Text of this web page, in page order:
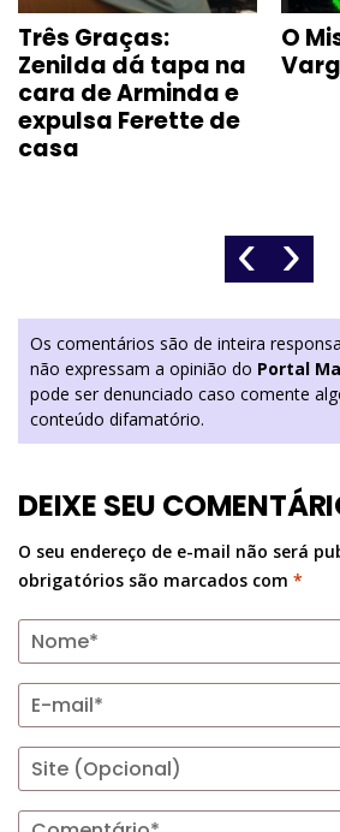
Três Graças:
Zenilda dá tapa na
cara de Arminda e
expulsa Ferette de
casa
O
‹ ›
Os comentários são de inteira
não expressam a opinião do Portal
pode ser denunciado caso comente
conteúdo difamatório.
DEIXE SEU
O seu endereço de e-mail não será
obrigatórios são marcados com *